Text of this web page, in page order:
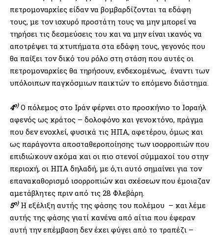
πετρομοναρχίες είδαν να βομβαρδίζονται τα εδάφη
τους, με τον ισχυρό προστάτη τους να μην μπορεί να
τηρήσει τις δεσμεύσεις του και να μην είναι ικανός να
αποτρέψει τα χτυπήματα στα εδάφη τους, γεγονός που
θα παίξει τον δικό του ρόλο στη στάση που αυτές οι
πετρομοναρχίες θα τηρήσουν, ενδεχομένως, έναντι των
υπόλοιπων παγκόσμιων παικτών το επόμενο διάστημα.
4ο)Ο πόλεμος στο Ιράν φέρνει στο προσκήνιο το Ισραήλ
αφενός ως κράτος – δολοφόνο και γενοκτόνο, πράγμα
που δεν ενοχλεί, φυσικά τις ΗΠΑ, αφετέρου, όμως και
ως παράγοντα αποσταθεροποίησης των ισορροπιών που
επιδιώκουν ακόμα και οι πιο στενοί σύμμαχοί του στην
περιοχή, οι ΗΠΑ δηλαδή, με ό,τι αυτό σημαίνει για τον
επανακαθορισμό ισορροπιών και σχέσεων που έμοιαζαν
αμετάβλητες πριν από τις 28 Φλεβάρη.
5ο)Η εξέλιξη αυτής της φάσης του πολέμου – και λέμε
αυτής της φάσης γιατί κανένα από αίτια που έφεραν
αυτή την επέμβαση δεν έχει φύγει από το τραπέζι –